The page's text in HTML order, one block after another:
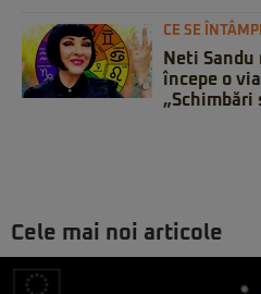
CE SE
Neti Sandu
începe o
„Schimbări
Cele mai noi articole